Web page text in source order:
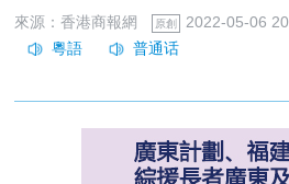
來源：香港商報網 原創 2022-05-06